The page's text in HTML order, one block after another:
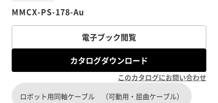
MMCX-PS-178-Au
電子ブック閲覧
カタログダウンロード
このカタログにお問い合わせ
ロボット用同軸ケーブル （可動用・屈曲ケーブル）